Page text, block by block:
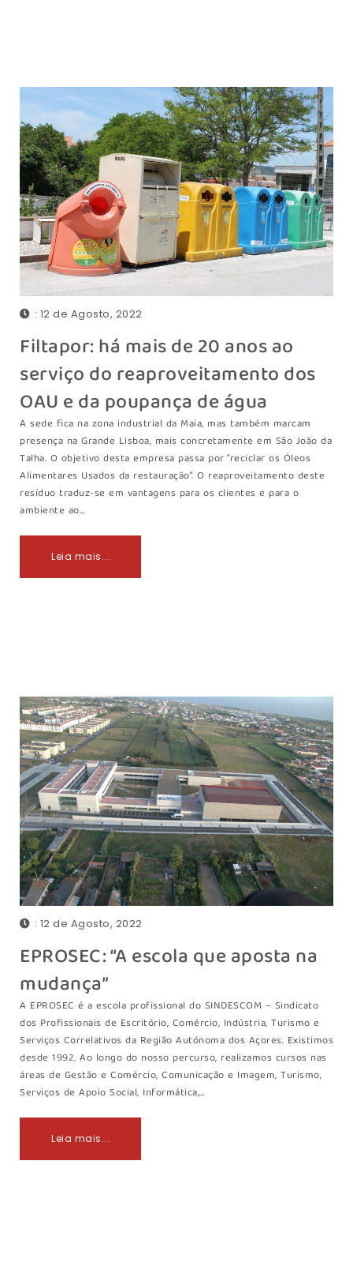
: 12 de Agosto, 2022
Filtapor: há mais de 20 anos ao
serviço do reaproveitamento dos
OAU e da poupança de água
A sede fica na zona industrial da Maia, mas também marcam
presença na Grande Lisboa, mais concretamente em São João da
Talha. O objetivo desta empresa passa por “reciclar os Óleos
Alimentares Usados da restauração”. O reaproveitamento deste
resíduo traduz-se em vantagens para os clientes e para o
ambiente ao…
Leia mais...
: 12 de Agosto, 2022
EPROSEC: “A escola que aposta na
mudança”
A EPROSEC é a escola profissional do SINDESCOM – Sindicato
dos Profissionais de Escritório, Comércio, Indústria, Turismo e
Serviços Correlativos da Região Autónoma dos Açores. Existimos
desde 1992. Ao longo do nosso percurso, realizamos cursos nas
áreas de Gestão e Comércio, Comunicação e Imagem, Turismo,
Serviços de Apoio Social, Informática,…
Leia mais...